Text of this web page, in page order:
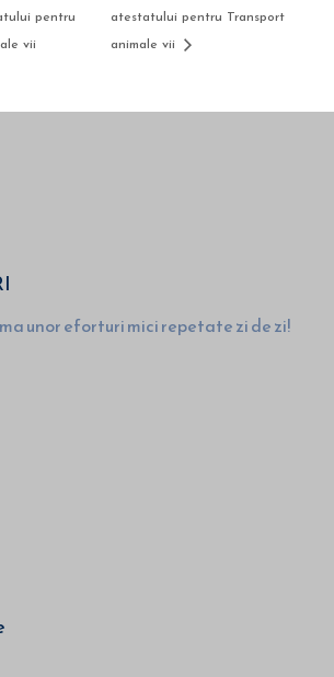
pentru
vii
atestatului pentru Transport
animale vii
unor eforturi mici repetate zi de zi!